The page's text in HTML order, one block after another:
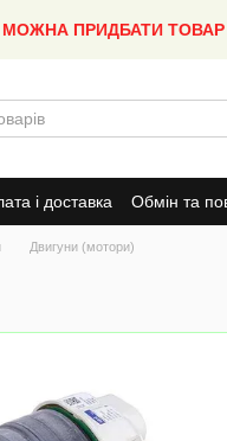
ПРИДБАТИ
і доставка Обмін та
Двигуни (мотори)